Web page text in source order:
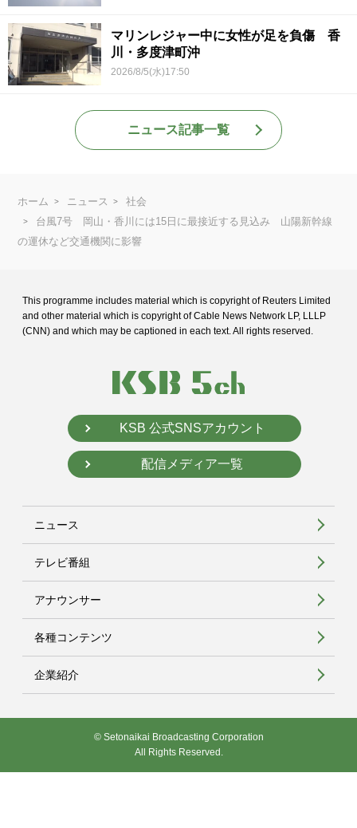
マリンレジャー中に女性が足を負傷 香
川・多度津町沖
2026/8/5(水)17:50
ニュース記事一覧
ホーム ニュース
社会
台風7号 岡山・香川には15日に最接近する見込み 山陽新幹線
の運休など交通機関に影響
This programme includes material which is copyright of Reuters Limited
and other material which is copyright of Cable News Network LP, LLLP
(CNN) and which may be captioned in each text. All rights reserved.
KSB 公式SNSアカウント
配信メディア一覧
ニュース
テレビ番組
アナウンサー
各種コンテンツ
企業紹介
© Setonaikai Broadcasting Corporation
All Rights Reserved.